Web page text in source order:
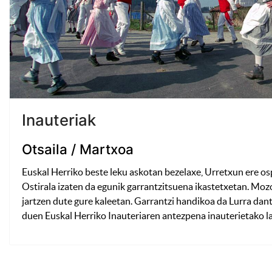
Inauteriak
Otsaila / Martxoa
Euskal Herriko beste leku askotan bezelaxe, Urretxun ere
Ostirala izaten da egunik garrantzitsuena ikastetxetan.
jartzen dute gure kaleetan. Garrantzi handikoa da Lurra
duen Euskal Herriko Inauteriaren antezpena inauterietako